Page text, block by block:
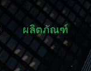
ผลิตภัณฑ์